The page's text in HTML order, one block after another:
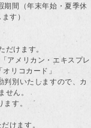
間（年末年始・夏季休
す）
だけます。
アメリカン・エキスプレ
オリコカード」
別いたしますので、カ
ん。
す。
けます。